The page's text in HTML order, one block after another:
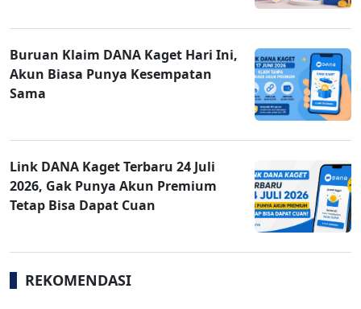
Buruan Klaim DANA Kaget Hari Ini,
Akun Biasa Punya Kesempatan
Sama
Link DANA Kaget Terbaru 24 Juli
2026, Gak Punya Akun Premium
Tetap Bisa Dapat Cuan
REKOMENDASI